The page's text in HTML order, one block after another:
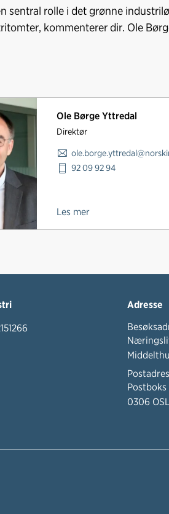
sentral rolle i det grønne
kommenterer dir. Ole
Ole Børge Yttredal
Direktør
92 09 92 94
Les mer
Adresse
0306